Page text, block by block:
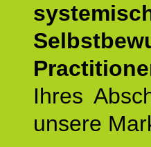
Ihres
unsere